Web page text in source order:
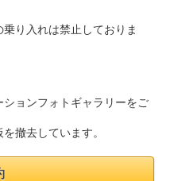
り入れは禁止しておりま
ョンフォトギャラリーをご
撤去しています。